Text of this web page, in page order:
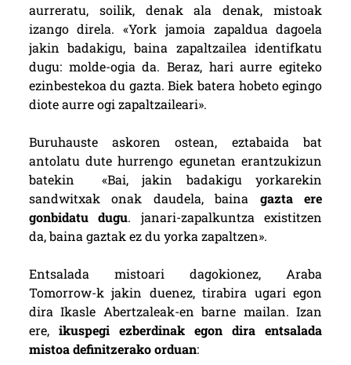
aurreratu, soilik, denak ala denak, mistoak
izango direla. «York jamoia zapaldua dagoela
jakin badakigu, baina zapaltzailea identifkatu
dugu: molde-ogia da. Beraz, hari aurre egiteko
ezinbestekoa du gazta. Biek batera hobeto egingo
diote aurre ogi zapaltzaileari».
Buruhauste askoren ostean, eztabaida bat
antolatu dute hurrengo egunetan erantzukizun
batekin «Bai, jakin badakigu yorkarekin
sandwitxak onak daudela, baina gazta ere
gonbidatu dugu. janari-zapalkuntza existitzen
da, baina gaztak ez du yorka zapaltzen».
Entsalada mistoari dagokionez, Araba
Tomorrow-k jakin duenez, tirabira ugari egon
dira Ikasle Abertzaleak-en barne mailan. Izan
ere,ikuspegi ezberdinak egon dira entsalada
mistoa definitzerako orduan: